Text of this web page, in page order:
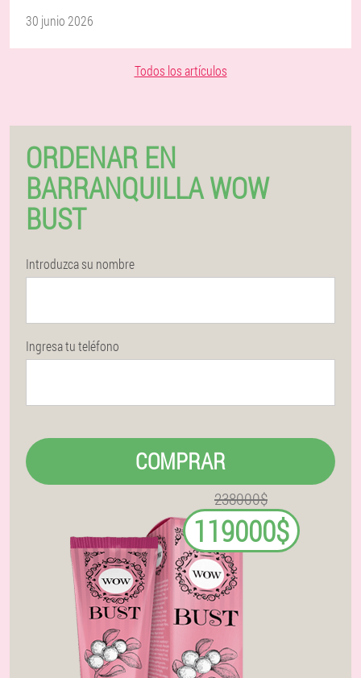
30 junio 2026
Todos los artículos
ORDENAR EN
BARRANQUILLA WOW
BUST
Introduzca su nombre
Ingresa tu teléfono
COMPRAR
238000$
119000$